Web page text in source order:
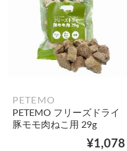
PETEMO
PETEMO フリーズドライ
豚モモ肉ねこ用 29g
¥1,078